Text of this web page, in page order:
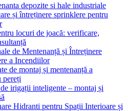
depozite si hale industriale
și întreținere sprinklere pentru
locuri de joacă: verificare,
de Mentenanță și Întreținere
a Incendiilor
de montaj și mentenanță a
pereți
irigații inteligente – montaj și
Hidranti pentru Spații Interioare și